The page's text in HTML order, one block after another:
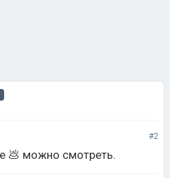
#2
💩 можно смотреть.